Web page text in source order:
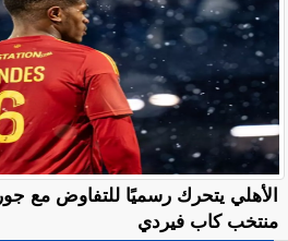
الأهلي يتحرك رسميًا للتفاوض مع
منتخب كاب فيردي